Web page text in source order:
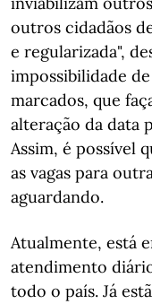
outros cidadãos
e regularizada",
impossibilidade
marcados, que
alteração da data
Assim, é possível
as vagas para
aguardando.
Atualmente, está
atendimento
todo o país. Já